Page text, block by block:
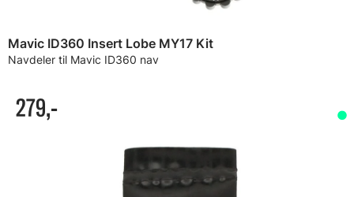
Mavic ID360 Insert Lobe MY17 Kit
Navdeler til Mavic ID360 nav
279,-